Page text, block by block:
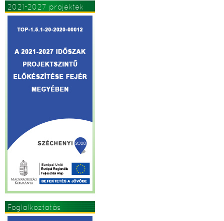
2021-2027 projektek
Foglalkoztatás